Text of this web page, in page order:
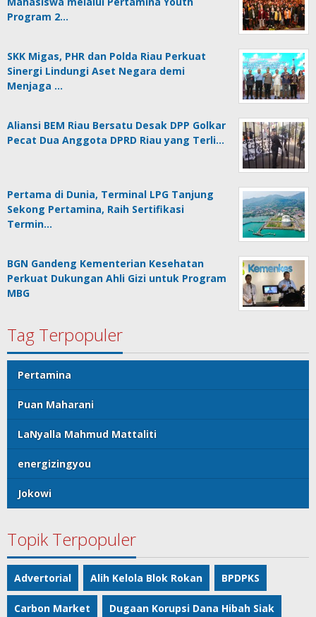
Program 2…
SKK Migas, PHR dan Polda Riau Perkuat
Sinergi Lindungi Aset Negara demi
Menjaga …
Aliansi BEM Riau Bersatu Desak DPP Golkar
Pecat Dua Anggota DPRD Riau yang Terli…
Pertama di Dunia, Terminal LPG Tanjung
Sekong Pertamina, Raih Sertifikasi
Termin…
BGN Gandeng Kementerian Kesehatan
Perkuat Dukungan Ahli Gizi untuk Program
MBG
Tag Terpopuler
Pertamina
Puan Maharani
LaNyalla Mahmud Mattaliti
energizingyou
Jokowi
Topik Terpopuler
Advertorial Alih Kelola Blok Rokan BPDPKS
Carbon Market Dugaan Korupsi Dana Hibah Siak